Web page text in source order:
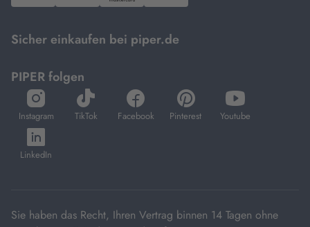
Sicher einkaufen bei piper.de
PIPER folgen
Instagram
öffnet
in
neuem
Tab
TikTok
öffnet
in
Facebook
öffnet
in
Pinterest
öffnet
in
Youtube
öffnet
in
LinkedIn
öffnet
in
Sie haben das Recht, Ihren Vertrag binnen 14 Tagen ohne